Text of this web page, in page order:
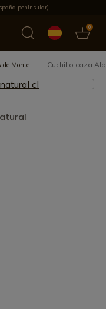
peninsular)
0
Los más vendidos
de Monte Cuchillo caza